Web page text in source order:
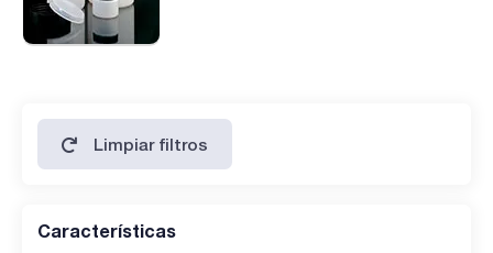
Limpiar filtros
Características